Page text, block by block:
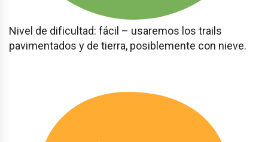
Nivel de dificultad: fácil – usaremos los trails
pavimentados y de tierra, posiblemente con nieve.